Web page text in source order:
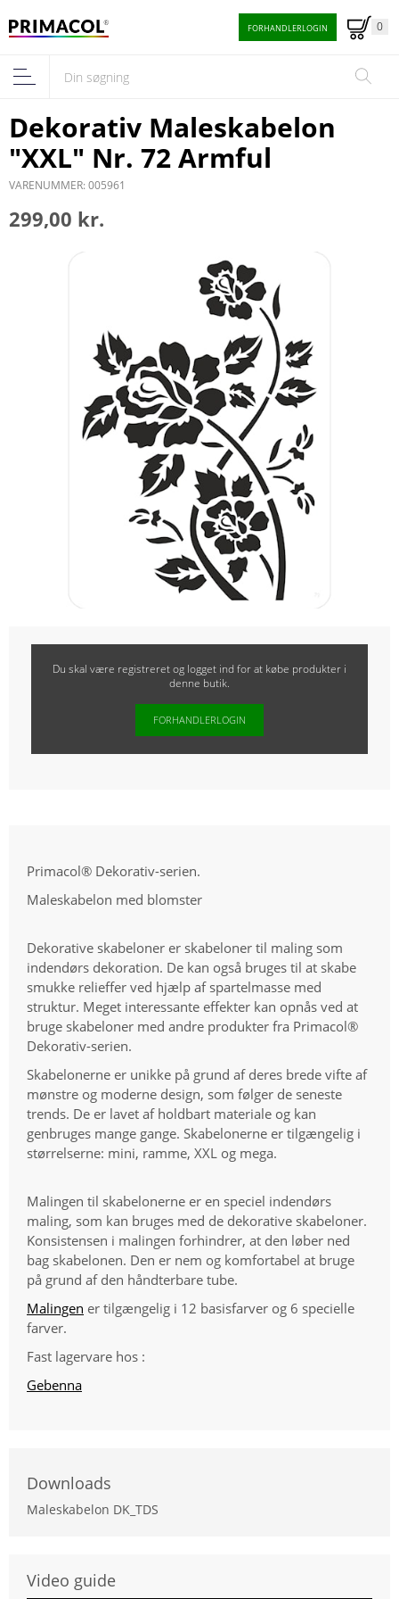
FORHANDLERLOGIN 0
Dekorativ Maleskabelon
"XXL" Nr. 72 Armful
VARENUMMER: 005961
299,00 kr.
Du skal være registreret og logget ind for at købe produkter i
denne butik.
FORHANDLERLOGIN
Primacol® Dekorativ-serien.
Maleskabelon med blomster
Dekorative skabeloner er skabeloner til maling som
indendørs dekoration. De kan også bruges til at skabe
smukke relieffer ved hjælp af spartelmasse med
struktur. Meget interessante effekter kan opnås ved at
bruge skabeloner med andre produkter fra Primacol®
Dekorativ-serien.
Skabelonerne er unikke på grund af deres brede vifte af
mønstre og moderne design, som følger de seneste
trends. De er lavet af holdbart materiale og kan
genbruges mange gange. Skabelonerne er tilgængelig i
størrelserne: mini, ramme, XXL og mega.
Malingen til skabelonerne er en speciel indendørs
maling, som kan bruges med de dekorative skabeloner.
Konsistensen i malingen forhindrer, at den løber ned
bag skabelonen. Den er nem og komfortabel at bruge
på grund af den håndterbare tube.
Malingen er tilgængelig i 12 basisfarver og 6 specielle
farver.
Fast lagervare hos :
Gebenna
Downloads
Maleskabelon DK_TDS
Video guide